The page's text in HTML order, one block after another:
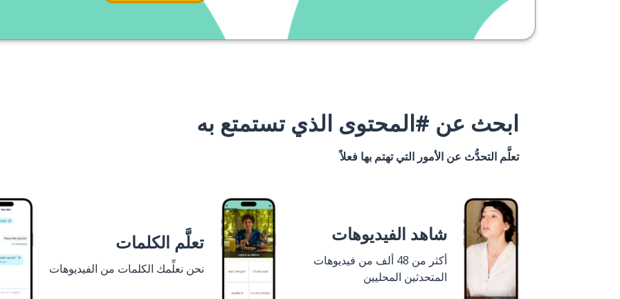
ابحث عن #المحتوى الذي تستمتع به
تعلَّم التحدُّث عن الأمور التي تهتم بها فعلاً
شاهد الفيديوهات
أكثر من 48 ألف من فيديوهات
المتحدثين المحليين
تعلَّم الكلمات
نحن نعلِّمك الكلمات من الفيديوهات